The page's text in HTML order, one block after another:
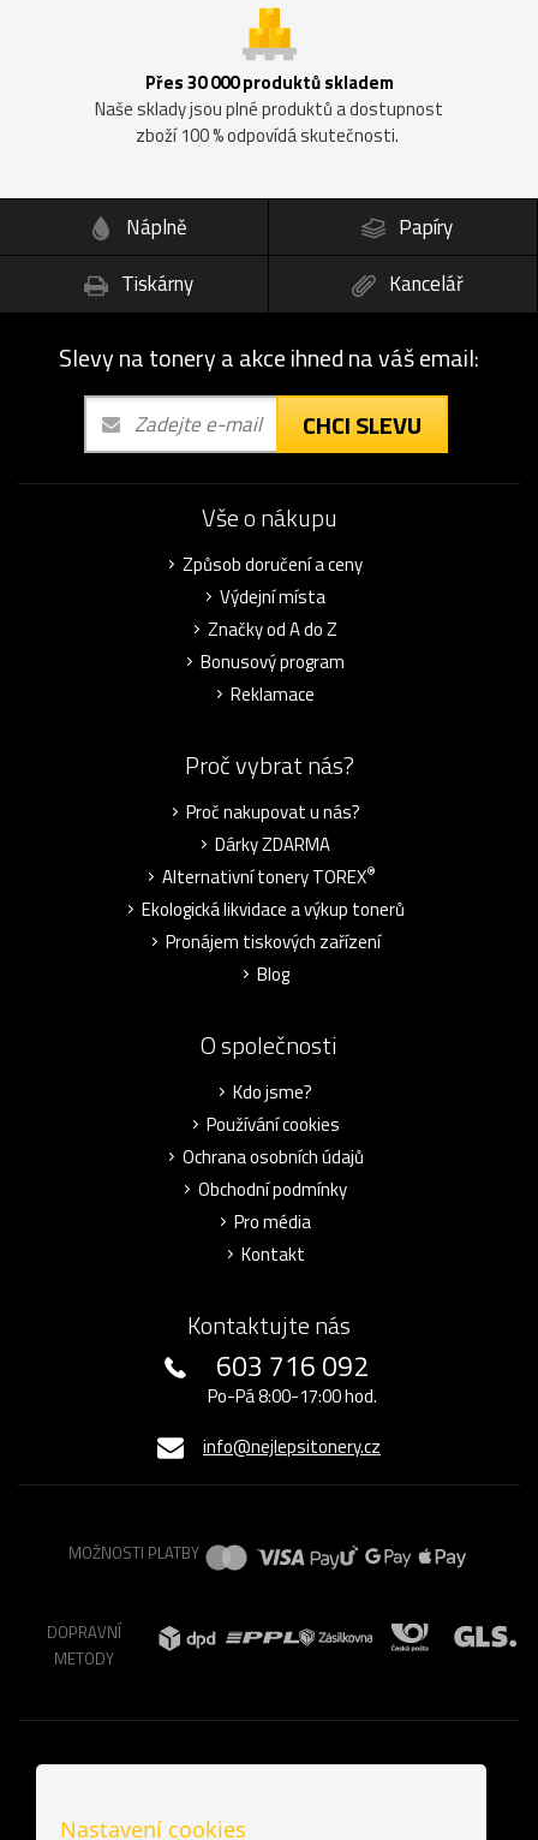
Přes 30 000 produktů skladem
Naše sklady jsou plné produktů a dostupnost
zboží 100 % odpovídá skutečnosti.
Náplně
Papíry
Tiskárny
Kancelář
Slevy na tonery a akce ihned na váš email:
CHCI SLEVU
Vše o nákupu
Způsob doručení a ceny
Výdejní místa
Značky od A do Z
Bonusový program
Reklamace
Proč vybrat nás?
Proč nakupovat u nás?
Dárky ZDARMA
Alternativní tonery TOREX®
Ekologická likvidace a výkup tonerů
Pronájem tiskových zařízení
Blog
O společnosti
Kdo jsme?
Používání cookies
Ochrana osobních údajů
Obchodní podmínky
Pro média
Kontakt
Kontaktujte nás
603 716 092
Po-Pá 8:00-17:00 hod.
info@nejlepsitonery.cz
MOŽNOSTI PLATBY
DOPRAVNÍ
METODY
Nastavení cookies